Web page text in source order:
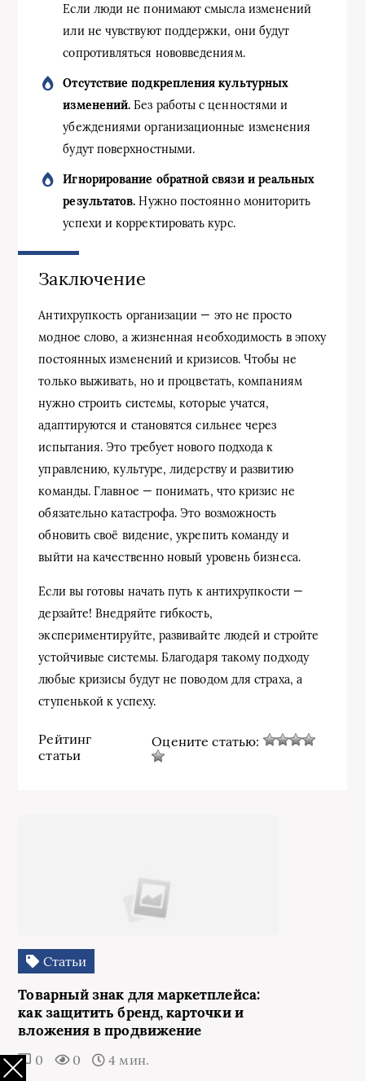
Если люди не понимают смысла изменений
или не чувствуют поддержки, они будут
сопротивляться нововведениям.
Отсутствие подкрепления культурных
изменений. Без работы с ценностями и
убеждениями организационные изменения
будут поверхностными.
Игнорирование обратной связи и реальных
результатов. Нужно постоянно мониторить
успехи и корректировать курс.
Заключение
Антихрупкость организации — это не просто
модное слово, а жизненная необходимость в эпоху
постоянных изменений и кризисов. Чтобы не
только выживать, но и процветать, компаниям
нужно строить системы, которые учатся,
адаптируются и становятся сильнее через
испытания. Это требует нового подхода к
управлению, культуре, лидерству и развитию
команды. Главное — понимать, что кризис не
обязательно катастрофа. Это возможность
обновить своё видение, укрепить команду и
выйти на качественно новый уровень бизнеса.
Если вы готовы начать путь к антихрупкости —
дерзайте! Внедряйте гибкость,
экспериментируйте, развивайте людей и стройте
устойчивые системы. Благодаря такому подходу
любые кризисы будут не поводом для страха, а
ступенькой к успеху.
Рейтинг
статьи
Оцените статью:
Статьи
Товарный знак для маркетплейса:
как защитить бренд, карточки и
вложения в продвижение
0 0 4 мин.